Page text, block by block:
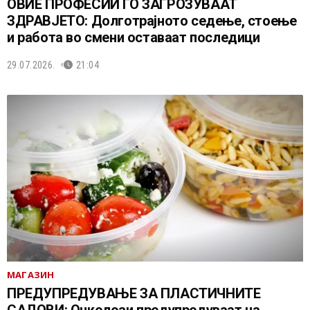
ОВИЕ ПРОФЕСИИ ГО ЗАГРОЗУВААТ
ЗДРАВЈЕТО: Долготрајното седење, стоење
и работа во смени оставаат последици
29.07.2026. 21:04
МАГАЗИН
ПРЕДУПРЕДУВАЊЕ ЗА ПЛАСТИЧНИТЕ